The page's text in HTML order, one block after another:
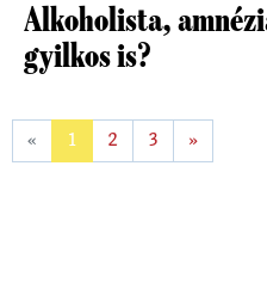
Alkoholista,
gyilkos is?
« 1 2 3 »